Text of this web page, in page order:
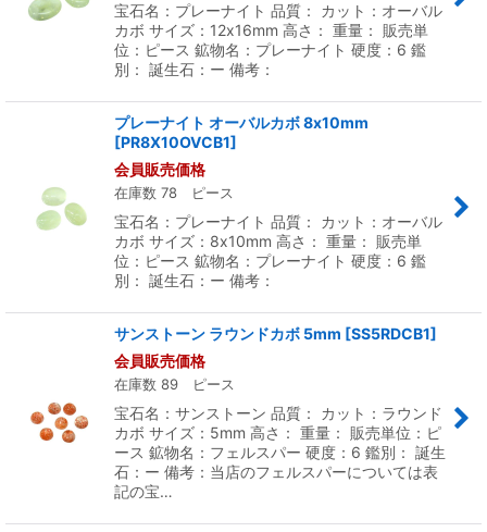
宝石名：プレーナイト 品質： カット：オーバル
カボ サイズ：12x16mm 高さ： 重量： 販売単
位：ピース 鉱物名：プレーナイト 硬度：6 鑑
別： 誕生石：ー 備考：
プレーナイト オーバルカボ 8x10mm
[PR8X10OVCB1]
会員販売価格
在庫数 78 ピース
宝石名：プレーナイト 品質： カット：オーバル
カボ サイズ：8x10mm 高さ： 重量： 販売単
位：ピース 鉱物名：プレーナイト 硬度：6 鑑
別： 誕生石：ー 備考：
サンストーン ラウンドカボ 5mm [SS5RDCB1]
会員販売価格
在庫数 89 ピース
宝石名：サンストーン 品質： カット：ラウンド
カボ サイズ：5mm 高さ： 重量： 販売単位：ピ
ース 鉱物名：フェルスパー 硬度：6 鑑別： 誕生
石：ー 備考：当店のフェルスパーについては表
記の宝…